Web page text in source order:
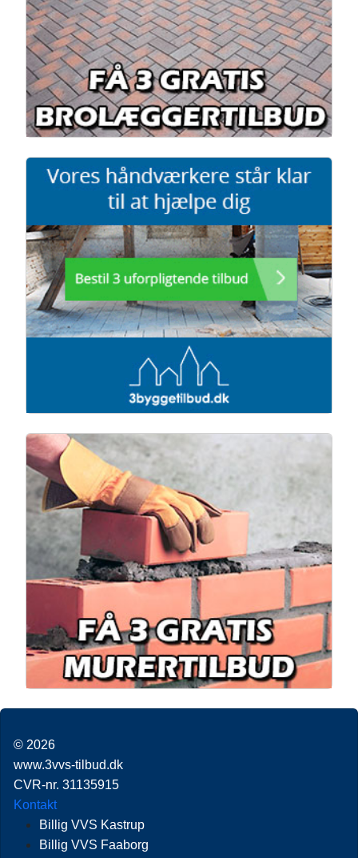
© 2026
www.3vvs-tilbud.dk
CVR-nr. 31135915
Kontakt
Billig VVS Kastrup
Billig VVS Faaborg